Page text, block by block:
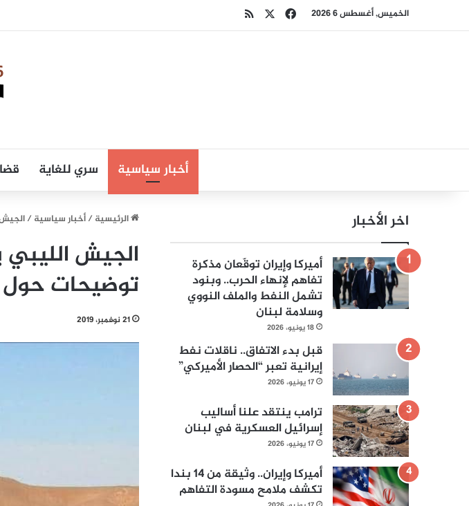
الخميس, أغسطس 6 2026 فيسبوك
أخبار سياسية سري للغاية
الرئيسية/أخبار سياسية/
الجيش
توضيحات حول
21 نوفمبر، 2019
اخر الأخبار
أميركا وإيران توقّعان مذكرة
تفاهم لإنهاء الحرب.. وبنود
تشمل النفط والملف النووي
وسلامة لبنان
18 يونيو، 2026
قبل بدء الاتفاق.. ناقلات نفط
إيرانية تعبر “الحصار الأميركي”
17 يونيو، 2026
ترامب ينتقد علنا أساليب
إسرائيل العسكرية في لبنان
17 يونيو، 2026
أميركا وإيران.. وثيقة من 14 بندا
تكشف ملامح مسودة التفاهم